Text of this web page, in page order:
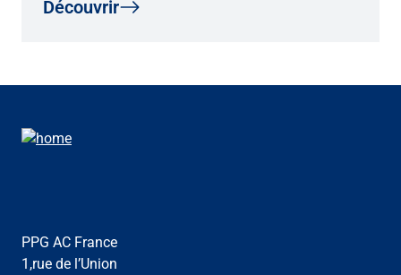
Découvrir
PPG AC France
1,rue de l’Union